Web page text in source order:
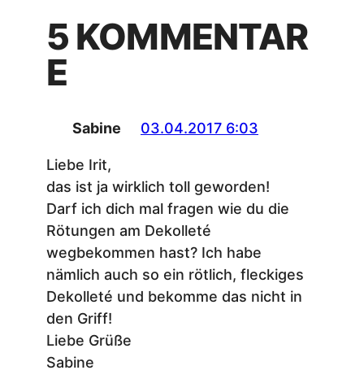
5 KOMMENTAR
E
Sabine 03.04.2017 6:03
Liebe Irit,
das ist ja wirklich toll geworden!
Darf ich dich mal fragen wie du die
Rötungen am Dekolleté
wegbekommen hast? Ich habe
nämlich auch so ein rötlich, fleckiges
Dekolleté und bekomme das nicht in
den Griff!
Liebe Grüße
Sabine